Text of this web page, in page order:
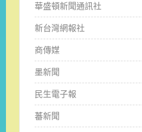
華盛頓新聞通訊社
新台灣網報社
商傳媒
墨新聞
民生電子報
蕃新聞